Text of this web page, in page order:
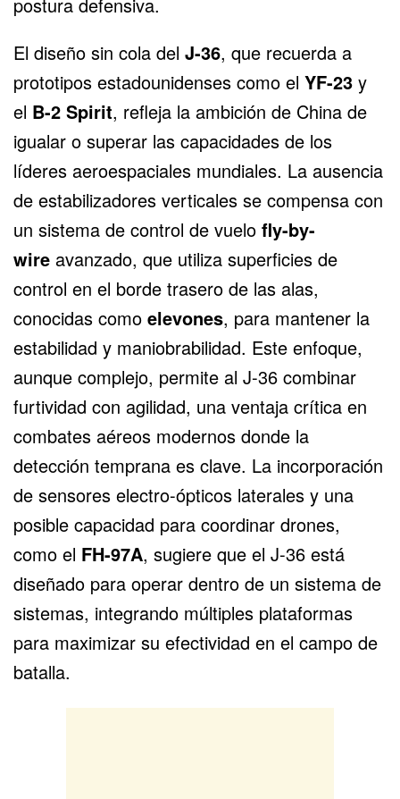
El diseño sin cola del J-36, que recuerda a
prototipos estadounidenses como el YF-23 y
el B-2 Spirit, refleja la ambición de China de
igualar o superar las capacidades de los
líderes aeroespaciales mundiales. La ausencia
de estabilizadores verticales se compensa con
un sistema de control de vuelo fly-by-
wire avanzado, que utiliza superficies de
control en el borde trasero de las alas,
conocidas como elevones, para mantener la
estabilidad y maniobrabilidad. Este enfoque,
aunque complejo, permite al J-36 combinar
furtividad con agilidad, una ventaja crítica en
combates aéreos modernos donde la
detección temprana es clave. La incorporación
de sensores electro-ópticos laterales y una
posible capacidad para coordinar drones,
como el FH-97A, sugiere que el J-36 está
diseñado para operar dentro de un sistema de
sistemas, integrando múltiples plataformas
para maximizar su efectividad en el campo de
batalla.